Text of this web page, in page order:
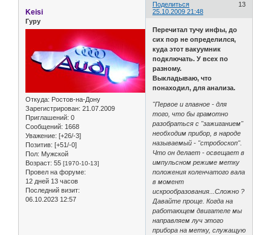
Поделиться
13
25.10.2009 21:48
Keisi
Гуру
Откуда: Ростов-на-Дону
Зарегистрирован: 21.07.2009
Приглашений: 0
Сообщений: 1668
Уважение: [+26/-3]
Позитив: [+51/-0]
Пол: Мужской
Возраст: 55 [1970-10-13]
Провел на форуме:
12 дней 13 часов
Последний визит:
06.10.2023 12:57
Перечитал тучу инфы, до
сих пор не определился,
куда этот вакуумник
подключать. У всех по
разному.
Выкладываю, что
понаходил, для анализа.
"Первое и главное - для
того, что бы грамотно
разобраться с "зажиганием"
необходим прибор, в народе
называемый - "стробоскоп".
Что он делает - освещает в
импульсном режиме метку
положения коленчатого вала
в момент
искрообразования...Сложно ?
Давайте проще. Когда на
работающем двигателе мы
направляем луч этого
прибора на метку, служащую